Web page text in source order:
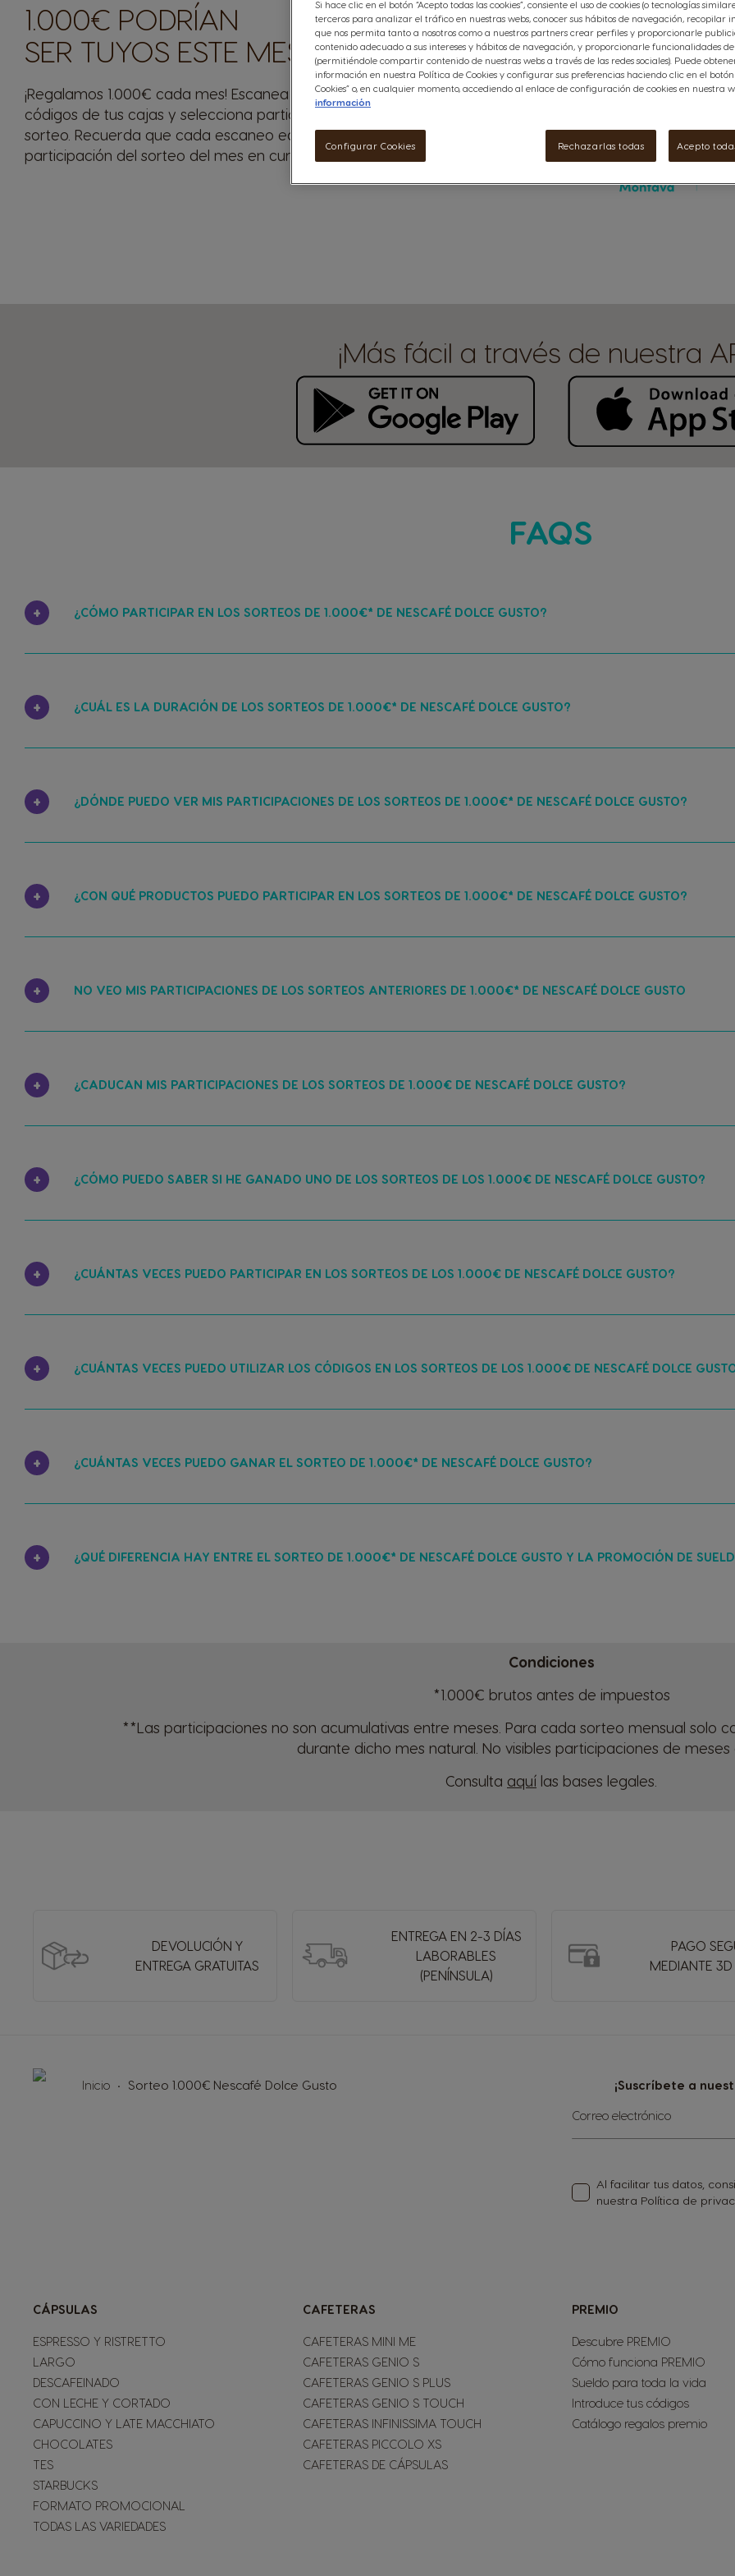
1.000€ PODRÍAN
SER TUYOS ESTE MES
¡Regalamos 1.000€ cada mes! Escanea los
códigos de tus cajas y selecciona participar en el
sorteo. Recuerda que cada escaneo equivale a 1
participación del sorteo del mes en curso.
¡Más fácil a través de nuestra
FAQS
¿CÓMO PARTICIPAR EN LOS SORTEOS DE 1.000€* DE NESCAFÉ DOLCE GUSTO?
¿CUÁL ES LA DURACIÓN DE LOS SORTEOS DE 1.000€* DE NESCAFÉ DOLCE GUSTO?
¿DÓNDE PUEDO VER MIS PARTICIPACIONES DE LOS SORTEOS DE 1.000€* DE NESCAFÉ DOLCE GUSTO?
¿CON QUÉ PRODUCTOS PUEDO PARTICIPAR EN LOS SORTEOS DE 1.000€* DE NESCAFÉ DOLCE GUSTO?
NO VEO MIS PARTICIPACIONES DE LOS SORTEOS ANTERIORES DE 1.000€* DE NESCAFÉ DOLCE GUSTO
¿CADUCAN MIS PARTICIPACIONES DE LOS SORTEOS DE 1.000€ DE NESCAFÉ DOLCE GUSTO?
¿CÓMO PUEDO SABER SI HE GANADO UNO DE LOS SORTEOS DE LOS 1.000€ DE NESCAFÉ DOLCE GUSTO?
¿CUÁNTAS VECES PUEDO PARTICIPAR EN LOS SORTEOS DE LOS 1.000€ DE NESCAFÉ DOLCE GUSTO?
¿CUÁNTAS VECES PUEDO UTILIZAR LOS CÓDIGOS EN LOS SORTEOS DE LOS 1.000€ DE NESCAFÉ DOLCE
¿CUÁNTAS VECES PUEDO GANAR EL SORTEO DE 1.000€* DE NESCAFÉ DOLCE GUSTO?
¿QUÉ DIFERENCIA HAY ENTRE EL SORTEO DE 1.000€* DE NESCAFÉ DOLCE GUSTO Y LA PROMOCIÓN DE
Condiciones
*1.000€ brutos antes de impuestos
**Las participaciones no son acumulativas entre meses. Para cada sorteo mensual solo
durante dicho mes natural. No visibles participaciones de meses
Consulta aquí las bases legales.
DEVOLUCIÓN Y
ENTREGA GRATUITAS
ENTREGA EN 2-3 DÍAS
LABORABLES
(PENÍNSULA)
PAGO
MEDIANTE 3D
Inicio Sorteo 1.000€ Nescafé Dolce Gusto ¡Suscríbete a
Inscríbase
nuestro
noticias:
Correo electrónico
Al facilitar tus datos,
nuestra Política de
CÁPSULAS
ESPRESSO Y RISTRETTO
LARGO
DESCAFEINADO
CON LECHE Y CORTADO
CAPUCCINO Y LATE MACCHIATO
CHOCOLATES
TES
STARBUCKS
FORMATO PROMOCIONAL
TODAS LAS VARIEDADES
CAFETERAS
CAFETERAS MINI ME
CAFETERAS GENIO S
CAFETERAS GENIO S PLUS
CAFETERAS GENIO S TOUCH
CAFETERAS INFINISSIMA TOUCH
CAFETERAS PICCOLO XS
CAFETERAS DE CÁPSULAS
PREMIO
Descubre PREMIO
Cómo funciona PREMIO
Sueldo para toda la vida
Introduce tus códigos
Catálogo regalos premio
Si hace clic en el botón “Acepto todas las cookies”, consiente el uso de cookies (o tecnologías
terceros para analizar el tráfico en nuestras webs, conocer sus hábitos de navegación, recopilar
que nos permita tanto a nosotros como a nuestros partners crear perfiles y proporcionarle
contenido adecuado a sus intereses y hábitos de navegación, y proporcionarle funcionalidades de
(permitiéndole compartir contenido de nuestras webs a través de las redes sociales). Puede
información en nuestra Política de Cookies y configurar sus preferencias haciendo clic en el
Cookies” o, en cualquier momento, accediendo al enlace de configuración de cookies en nuestra
información
Configurar Cookies Rechazarlas todas Acepto